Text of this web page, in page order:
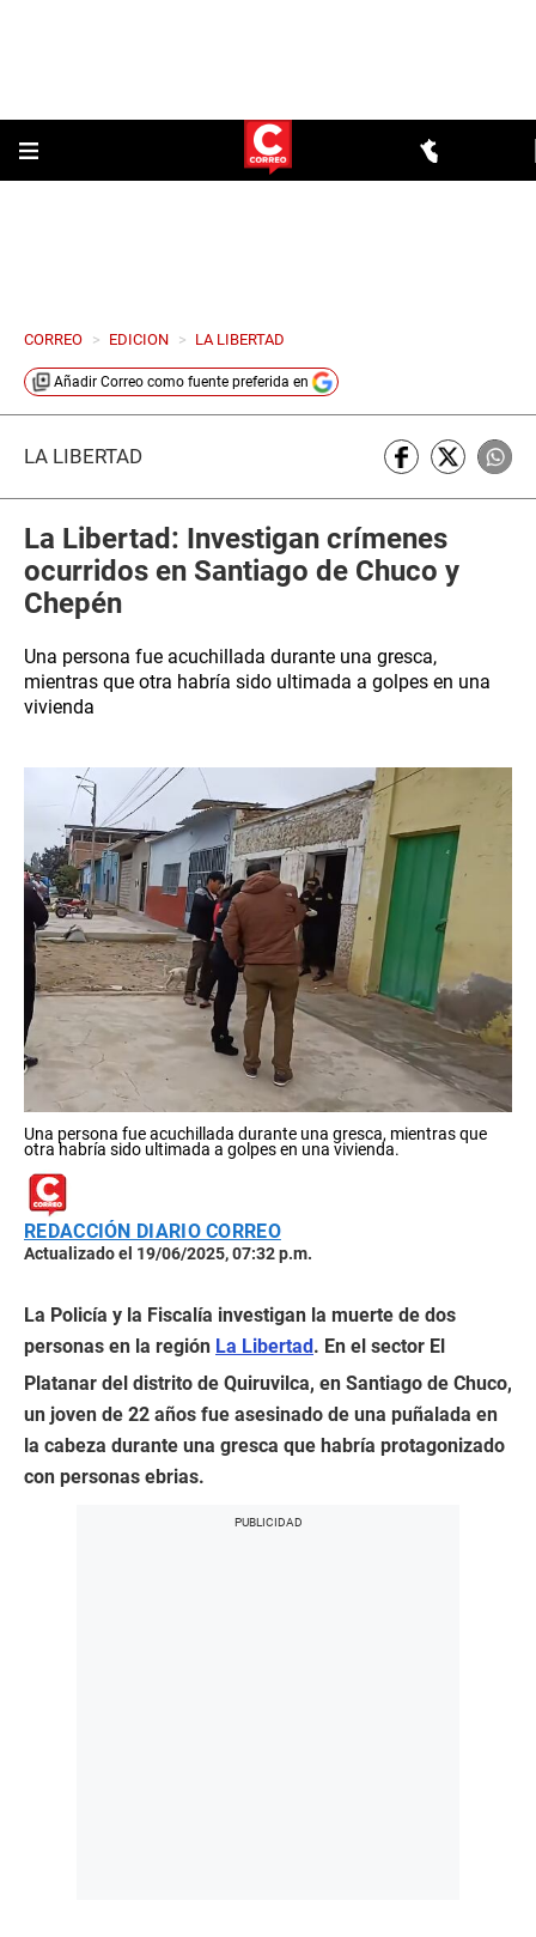
CORREO > EDICION > LA LIBERTAD
Añadir Correo como fuente preferida en
LA LIBERTAD
La Libertad: Investigan crímenes
ocurridos en Santiago de Chuco y
Chepén
Una persona fue acuchillada durante una gresca,
mientras que otra habría sido ultimada a golpes en una
vivienda
Una persona fue acuchillada durante una gresca, mientras que
otra habría sido ultimada a golpes en una vivienda.
REDACCIÓN DIARIO CORREO
Actualizado el 19/06/2025, 07:32 p.m.
La Policía y la Fiscalía investigan la muerte de dos
personas en la región La Libertad. En el sector El
Platanar del distrito de Quiruvilca, en Santiago de Chuco,
un joven de 22 años fue asesinado de una puñalada en
la cabeza durante una gresca que habría protagonizado
con personas ebrias.